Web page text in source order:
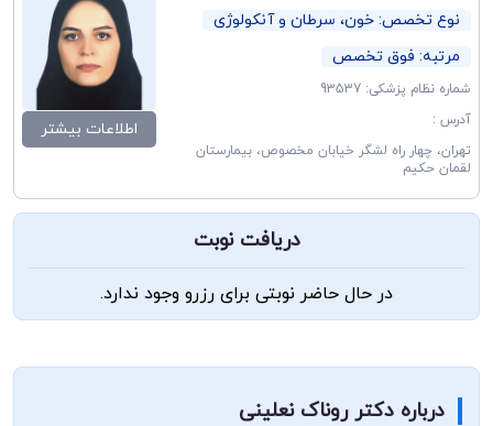
نوع تخصص: خون، سرطان و آنکولوژی
مرتبه: فوق تخصص
شماره نظام پزشکی: 93537
آدرس :
تهران، چهار راه لشگر خیابان مخصوص، بیمارستان
لقمان حکیم
اطلاعات بیشتر
دریافت نوبت
در حال حاضر نوبتی برای رزرو وجود ندارد.
درباره دکتر روناک نعلینی